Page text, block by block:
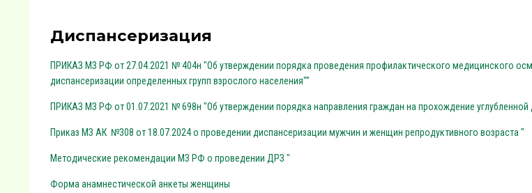
Диспансеризация
ПРИКАЗ МЗ РФ от 27.04.2021 № 404н "Об утверждении порядка проведения профилактического медицинского
диспансеризации определенных групп взрослого населения""
ПРИКАЗ МЗ РФ от 01.07.2021 № 698н "Об утверждении порядка направления граждан на прохождение углубленной
Приказ МЗ АК №308 от 18.07.2024 о проведении диспансеризации мужчин и женщин репродуктивного возраста "
Методические рекомендации МЗ РФ о проведении ДРЗ "
Форма анамнестической анкеты женщины